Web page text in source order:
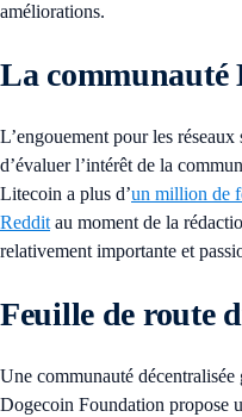
améliorations.
La communauté
L’engouement pour les
d’évaluer l’intérêt de la
Litecoin a plus d’un million de
Redditau moment de la
relativement importante et
Feuille de route
Une communauté
Dogecoin Foundation propose